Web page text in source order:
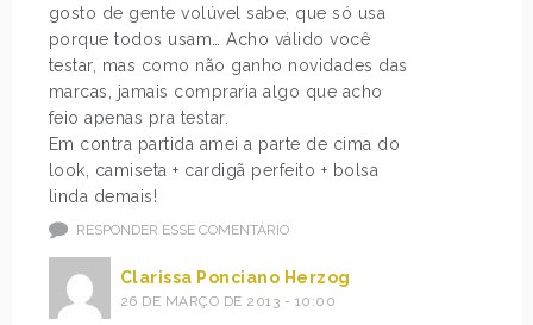
gosto de gente volúvel sabe, que só usa
porque todos usam… Acho válido você
testar, mas como não ganho novidades das
marcas, jamais compraria algo que acho
feio apenas pra testar.
Em contra partida amei a parte de cima do
look, camiseta + cardigã perfeito + bolsa
linda demais!
RESPONDER ESSE COMENTÁRIO
Clarissa Ponciano Herzog
26 DE MARÇO DE 2013 - 10:00